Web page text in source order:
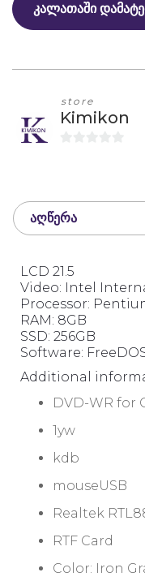
ᲙᲐᲚᲐᲗᲐᲨᲘ
store
Kimikon
o
ᲐᲦᲬᲔᲠᲐ
LCD 21.5
Video: Intel
Processor:
RAM: 8GB
SSD: 256GB
Software:
Additional
DVD-WR for
1yw
kdb
mouseUSB
Realtek
RTF Card
Color: Iron